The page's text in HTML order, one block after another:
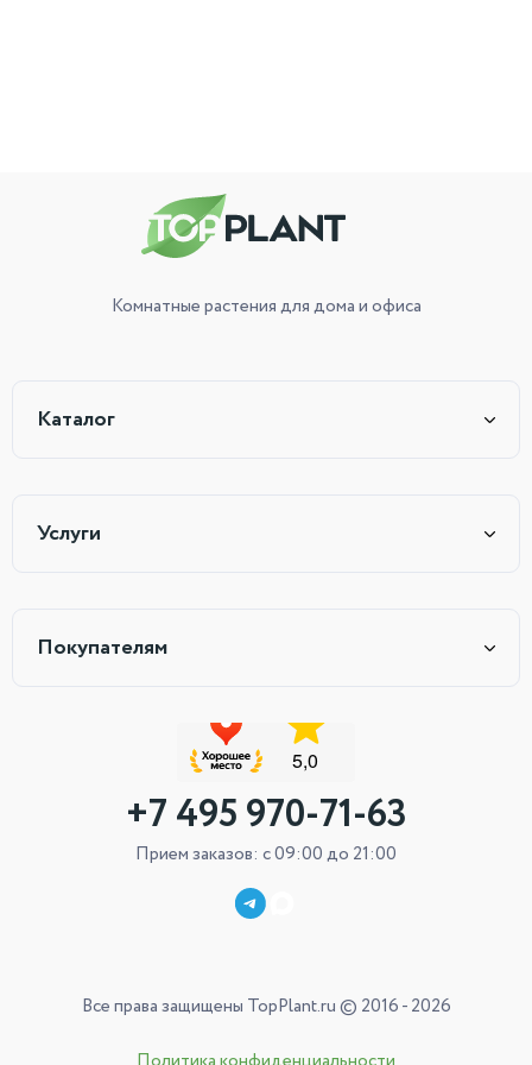
Комнатные растениядля дома и офиса
Каталог
Услуги
Покупателям
+7 495 970-71-63
Прием заказов: с 09:00 до 21:00
Все права защищены TopPlant.ru © 2016 - 2026